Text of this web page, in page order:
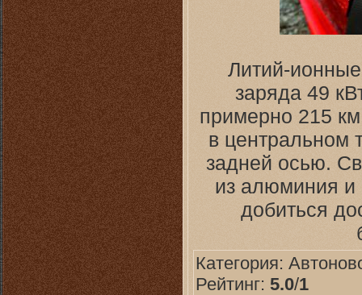
Литий-
заряда 49
примерно 215
в центральном
задней осью.
из алюминия и
добиться
Категория:
Рейтинг: 5.0/1